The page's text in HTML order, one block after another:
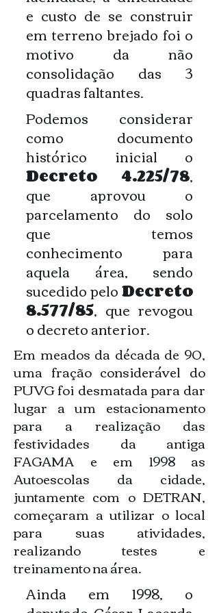
e custo de se construir
em terreno brejado foi o
motivo da não
consolidação das 3
quadras faltantes.
Podemos considerar
como documento
histórico inicial o
Decreto 4.225/78,
que aprovou o
parcelamento do solo
que temos
conhecimento para
aquela área, sendo
sucedido peloDecreto
8.577/85, que revogou
o decreto anterior.
Em meados da década de 90,
uma fração considerável do
PUVG foi desmatada para dar
lugar a um estacionamento
para a realização das
festividades da antiga
FAGAMA e em 1998 as
Autoescolas da cidade,
juntamente com o DETRAN,
começaram a utilizar o local
para suas atividades,
realizando testes e
treinamento na área.
Ainda em 1998, o